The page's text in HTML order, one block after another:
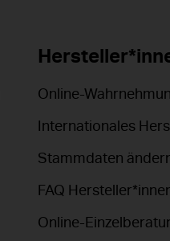
Online-
Internationales
Stammdaten
FAQ
Online-